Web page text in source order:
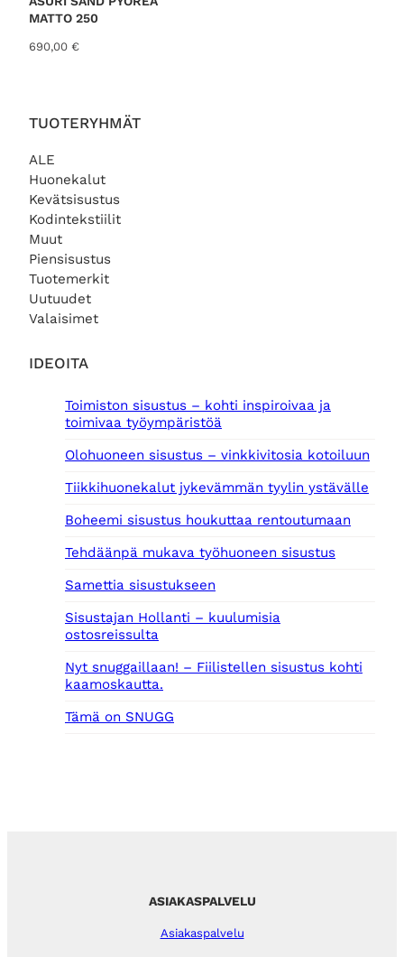
TUOTERYHMÄT
ALE
Huonekalut
Kevätsisustus
Kodintekstiilit
Muut
Piensisustus
Tuotemerkit
Uutuudet
Valaisimet
IDEOITA
Toimiston sisustus – kohti inspiroivaa ja
toimivaa työympäristöä
Olohuoneen sisustus – vinkkivitosia kotoiluun
Tiikkihuonekalut jykevämmän tyylin ystävälle
Boheemi sisustus houkuttaa rentoutumaan
Tehdäänpä mukava työhuoneen sisustus
Samettia sisustukseen
Sisustajan Hollanti – kuulumisia
ostosreissulta
Nyt snuggaillaan! – Fiilistellen sisustus kohti
kaamoskautta.
Tämä on SNUGG
MATTO 250
690,00 €
ASIAKASPALVELU
Asiakaspalvelu